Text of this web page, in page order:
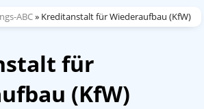
ABC» Kreditanstalt für Wiederaufbau (KfW)
für
(KfW)